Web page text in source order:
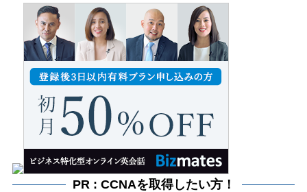
PR : CCNAを取得したい方！